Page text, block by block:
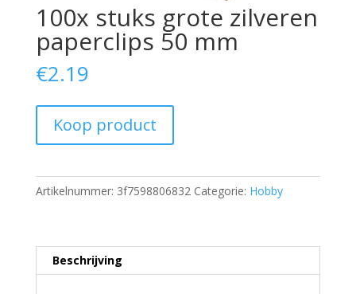
100x stuks grote zilveren
paperclips 50 mm
€2.19
Koop product
Artikelnummer: 3f7598806832 Categorie: Hobby
Beschrijving